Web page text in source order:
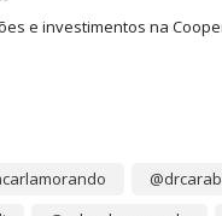
e investimentos na